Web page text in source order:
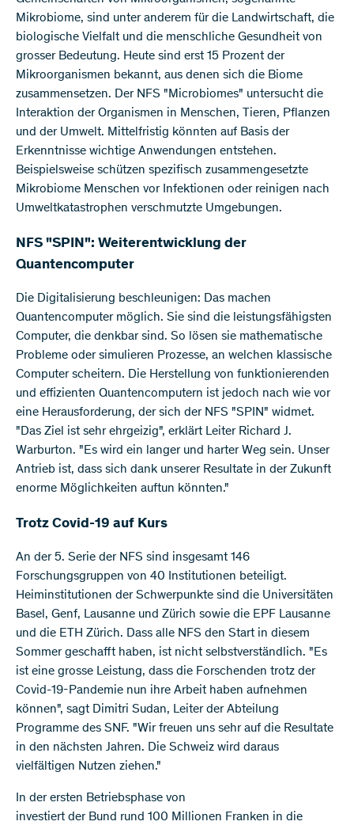
Mikrobiome, sind unter anderem für die Landwirtschaft, die
biologische Vielfalt und die menschliche Gesundheit von
grosser Bedeutung. Heute sind erst 15 Prozent der
Mikroorganismen bekannt, aus denen sich die Biome
zusammensetzen. Der NFS "Microbiomes" untersucht die
Interaktion der Organismen in Menschen, Tieren, Pflanzen
und der Umwelt. Mittelfristig könnten auf Basis der
Erkenntnisse wichtige Anwendungen entstehen.
Beispielsweise schützen spezifisch zusammengesetzte
Mikrobiome Menschen vor Infektionen oder reinigen nach
Umweltkatastrophen verschmutzte Umgebungen.
NFS "SPIN": Weiterentwicklung der
Quantencomputer
Die Digitalisierung beschleunigen: Das machen
Quantencomputer möglich. Sie sind die leistungsfähigsten
Computer, die denkbar sind. So lösen sie mathematische
Probleme oder simulieren Prozesse, an welchen klassische
Computer scheitern. Die Herstellung von funktionierenden
und effizienten Quantencomputern ist jedoch nach wie vor
eine Herausforderung, der sich der NFS "SPIN" widmet.
"Das Ziel ist sehr ehrgeizig", erklärt Leiter Richard J.
Warburton. "Es wird ein langer und harter Weg sein. Unser
Antrieb ist, dass sich dank unserer Resultate in der Zukunft
enorme Möglichkeiten auftun könnten."
Trotz Covid-19 auf Kurs
An der 5. Serie der NFS sind insgesamt 146
Forschungsgruppen von 40 Institutionen beteiligt.
Heiminstitutionen der Schwerpunkte sind die Universitäten
Basel, Genf, Lausanne und Zürich sowie die EPF Lausanne
und die ETH Zürich. Dass alle NFS den Start in diesem
Sommer geschafft haben, ist nicht selbstverständlich. "Es
ist eine grosse Leistung, dass die Forschenden trotz der
Covid-19-Pandemie nun ihre Arbeit haben aufnehmen
können", sagt Dimitri Sudan, Leiter der Abteilung
Programme des SNF. "Wir freuen uns sehr auf die Resultate
in den nächsten Jahren. Die Schweiz wird daraus
vielfältigen Nutzen ziehen."
In der ersten Betriebsphase von
investiert der Bund rund 100 Millionen Franken in die